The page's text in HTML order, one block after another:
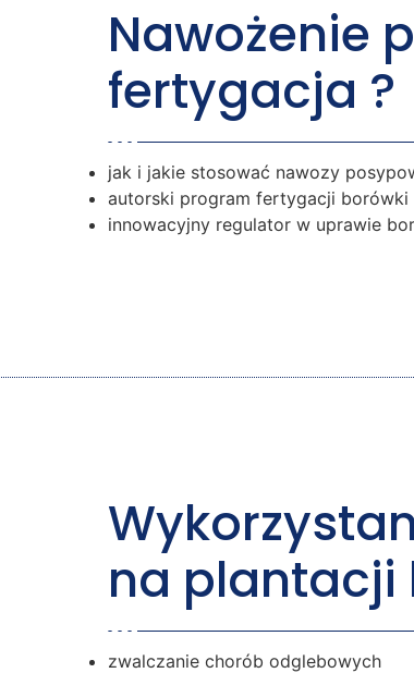
Nawożenie
fertygacja ?
jak i jakie stosować nawozy
autorski program fertygacji borówki
innowacyjny regulator w uprawie
na plantacji
zwalczanie chorób odglebowych